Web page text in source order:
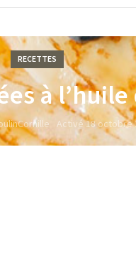
RECETTES
à l’huile
Activé 18 octobre